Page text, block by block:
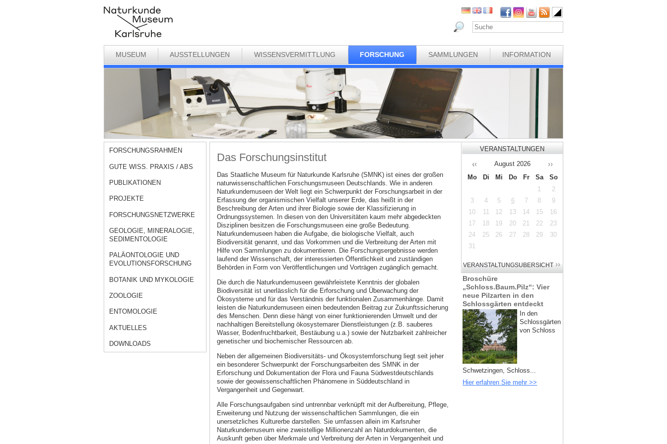
MUSEUM AUSSTELLUNGEN WISSENSVERMITTLUNG FORSCHUNG SAMMLUNGEN INFORMATION
FORSCHUNGSRAHMEN
GUTE WISS. PRAXIS / ABS
PUBLIKATIONEN
PROJEKTE
FORSCHUNGSNETZWERKE
GEOLOGIE, MINERALOGIE,
SEDIMENTOLOGIE
PALÄONTOLOGIE UND
EVOLUTIONSFORSCHUNG
BOTANIK UND MYKOLOGIE
ZOOLOGIE
ENTOMOLOGIE
AKTUELLES
DOWNLOADS
Das Forschungsinstitut
Das Staatliche Museum für Naturkunde Karlsruhe (SMNK) ist eines der großen
naturwissenschaftlichen Forschungsmuseen Deutschlands. Wie in anderen
Naturkundemuseen der Welt liegt ein Schwerpunkt der Forschungsarbeit in der
Erfassung der organismischen Vielfalt unserer Erde, das heißt in der
Beschreibung der Arten und ihrer Biologie sowie der Klassifizierung in
Ordnungssystemen. In diesen von den Universitäten kaum mehr abgedeckten
Disziplinen besitzen die Forschungsmuseen eine große Bedeutung.
Naturkundemuseen haben die Aufgabe, die biologische Vielfalt, auch
Biodiversität genannt, und das Vorkommen und die Verbreitung der Arten mit
Hilfe von Sammlungen zu dokumentieren. Die Forschungsergebnisse werden
laufend der Wissenschaft, der interessierten Öffentlichkeit und zuständigen
Behörden in Form von Veröffentlichungen und Vorträgen zugänglich gemacht.
Die durch die Naturkundemuseen gewährleistete Kenntnis der globalen
Biodiversität ist unerlässlich für die Erforschung und Überwachung der
Ökosysteme und für das Verständnis der funktionalen Zusammenhänge. Damit
leisten die Naturkundemuseen einen bedeutenden Beitrag zur Zukunftssicherung
des Menschen. Denn diese hängt von einer funktionierenden Umwelt und der
nachhaltigen Bereitstellung ökosystemarer Dienstleistungen (z.B. sauberes
Wasser, Bodenfruchtbarkeit, Bestäubung u.a.) sowie der Nutzbarkeit zahlreicher
genetischer und biochemischer Ressourcen ab.
Neben der allgemeinen Biodiversitäts- und Ökosystemforschung liegt seit jeher
ein besonderer Schwerpunkt der Forschungsarbeiten des SMNK in der
Erforschung und Dokumentation der Flora und Fauna Südwestdeutschlands
sowie der geowissenschaftlichen Phänomene in Süddeutschland in
Vergangenheit und Gegenwart.
Alle Forschungsaufgaben sind untrennbar verknüpft mit der Aufbereitung, Pflege,
Erweiterung und Nutzung der wissenschaftlichen Sammlungen, die ein
unersetzliches Kulturerbe darstellen. Sie umfassen allein im Karlsruher
Naturkundemuseum eine zweistellige Millionenzahl an Naturdokumenten, die
Auskunft geben über Merkmale und Verbreitung der Arten in Vergangenheit und
VERANSTALTUNGEN
August 2026
Mo
Di Mi Do Fr Sa
So
1
2
3
4 5 6 7 8
9
10
11 12 13 14 15
16
17
18 19 20 21 22
23
24
25 26 27 28 29
30
31
Broschüre
„Schloss.Baum.Pilz“: Vier
neue Pilzarten in den
Schlossgärten entdeckt
In den
Schlossgärten
von Schloss
Schwetzingen, Schloss...
Hier erfahren Sie mehr >>